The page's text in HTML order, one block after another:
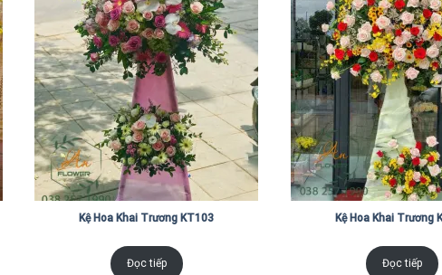
Kệ Hoa Khai Trương KT103
Đọc tiếp
Kệ Hoa Khai Trương
Đọc tiếp